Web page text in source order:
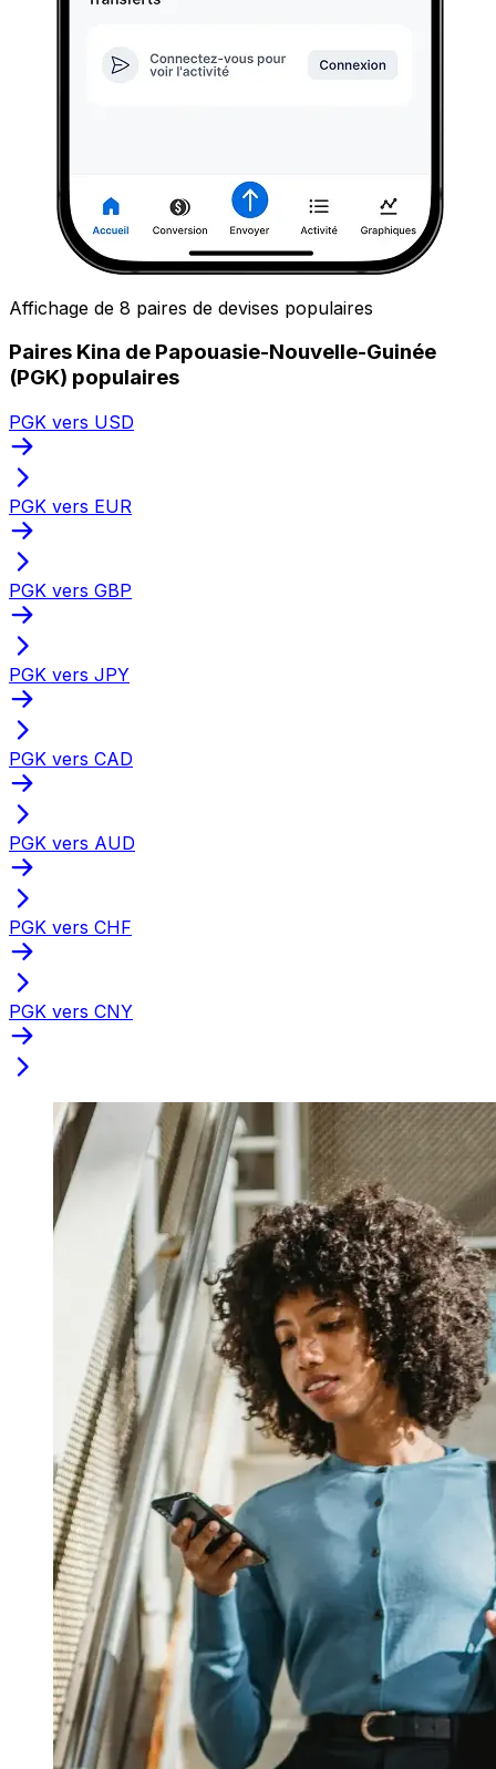
Affichage de 8 paires de devises populaires
Paires Kina de Papouasie-Nouvelle-Guinée
(PGK) populaires
PGK vers USD
PGK vers EUR
PGK vers GBP
PGK vers JPY
PGK vers CAD
PGK vers AUD
PGK vers CHF
PGK vers CNY